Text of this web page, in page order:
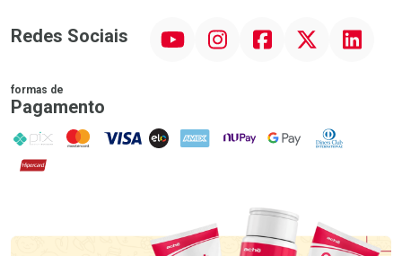
Redes Sociais InstagramFacebook Linkedin
formas de
Pagamento
PIX MasterCard
VISA ELO AMEX NuPay Google PayDiners Club
Hipercard